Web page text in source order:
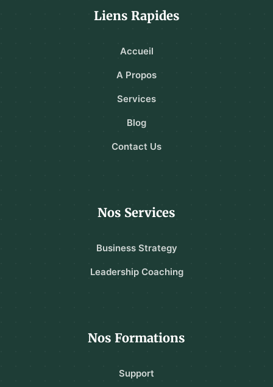
Liens Rapides
Accueil
A Propos
Services
Blog
Contact Us
Nos Services
Business Strategy
Leadership Coaching
Nos Formations
Support